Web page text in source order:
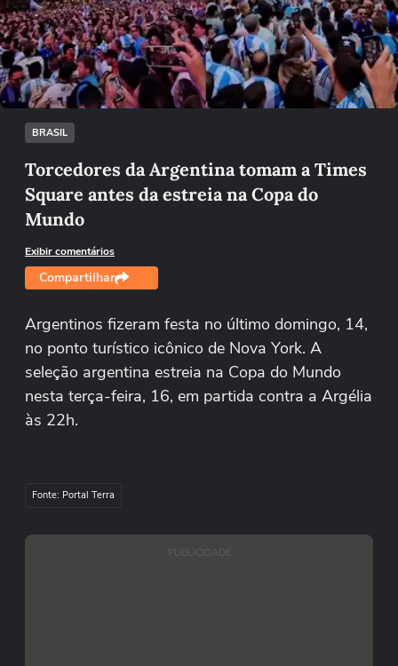
Não foi possível reproduzir o vídeo
Tentar novamente
BRASIL
Torcedores da Argentina tomam a Times
Square antes da estreia na Copa do
Mundo
Exibir comentários
Compartilhar
Argentinos fizeram festa no último domingo, 14,
no ponto turístico icônico de Nova York. A
seleção argentina estreia na Copa do Mundo
nesta terça-feira, 16, em partida contra a Argélia
às 22h.
Fonte: Portal Terra
PUBLICIDADE